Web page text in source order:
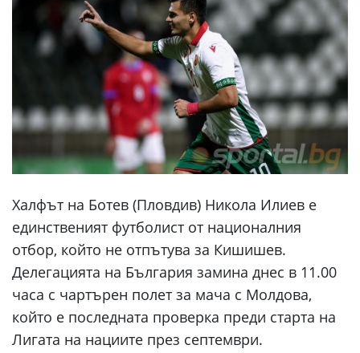
Халфът на Ботев (Пловдив) Никола Илиев е
единственият футболист от националния
отбор, който не отпътува за Кишишев.
Делегацията на България замина днес в 11.00
часа с чартърен полет за мача с Молдова,
който е последната проверка преди старта на
Лигата на нациите през септември.